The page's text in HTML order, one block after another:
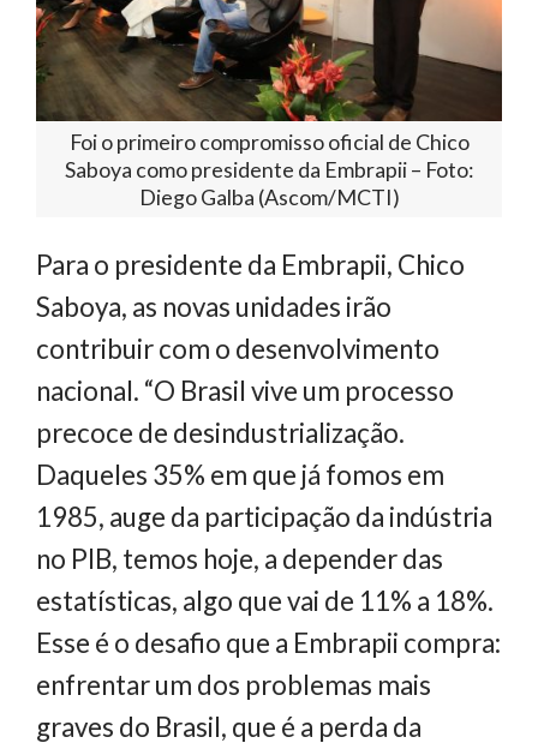
Foi o primeiro compromisso oficial de Chico
Saboya como presidente da Embrapii – Foto:
Diego Galba (Ascom/MCTI)
Para o presidente da Embrapii, Chico
Saboya, as novas unidades irão
contribuir com o desenvolvimento
nacional. “O Brasil vive um processo
precoce de desindustrialização.
Daqueles 35% em que já fomos em
1985, auge da participação da indústria
no PIB, temos hoje, a depender das
estatísticas, algo que vai de 11% a 18%.
Esse é o desafio que a Embrapii compra:
enfrentar um dos problemas mais
graves do Brasil, que é a perda da